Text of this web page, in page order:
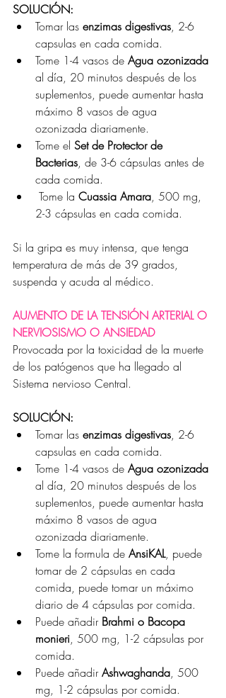
SOLUCIÓN:
Tomar las enzimas digestivas, 2-6
capsulas en cada comida.
Tome 1-4 vasos de Agua ozonizada
al día, 20 minutos después de los
suplementos, puede aumentar hasta
máximo 8 vasos de agua
ozonizada diariamente.
Tome el Set de Protector de
Bacterias, de 3-6 cápsulas antes de
cada comida.
Tome la Cuassia Amara, 500 mg,
2-3 cápsulas en cada comida.
Si la gripa es muy intensa, que tenga
temperatura de más de 39 grados,
suspenda y acuda al médico.
AUMENTO DE LA TENSIÓN ARTERIAL O
NERVIOSISMO O ANSIEDAD
Provocada por la toxicidad de la muerte
de los patógenos que ha llegado al
Sistema nervioso Central.
SOLUCIÓN:
Tomar las enzimas digestivas, 2-6
capsulas en cada comida.
Tome 1-4 vasos de Agua ozonizada
al día, 20 minutos después de los
suplementos, puede aumentar hasta
máximo 8 vasos de agua
ozonizada diariamente.
Tome la formula de AnsiKAL, puede
tomar de 2 cápsulas en cada
comida, puede tomar un máximo
diario de 4 cápsulas por comida.
Puede añadir Brahmi o Bacopa
monieri, 500 mg, 1-2 cápsulas por
comida.
Puede añadir Ashwaghanda, 500
mg, 1-2 cápsulas por comida.